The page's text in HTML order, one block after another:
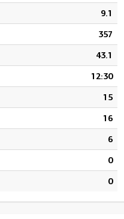
9.1
357
43.1
12:30
15
16
6
0
0